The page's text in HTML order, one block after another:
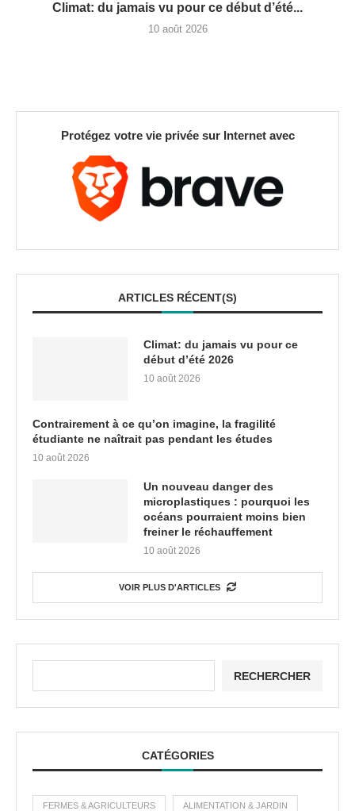
Climat: du jamais vu pour ce début d’été...
10 août 2026
Protégez votre vie privée sur Internet avec
ARTICLES RÉCENT(S)
Climat: du jamais vu pour ce
début d’été 2026
10 août 2026
Contrairement à ce qu’on imagine, la fragilité
étudiante ne naîtrait pas pendant les études
10 août 2026
Un nouveau danger des
microplastiques : pourquoi les
océans pourraient moins bien
freiner le réchauffement
10 août 2026
VOIR PLUS D'ARTICLES
RECHERCHER
CATÉGORIES
FERMES & AGRICULTEURS ALIMENTATION & JARDIN